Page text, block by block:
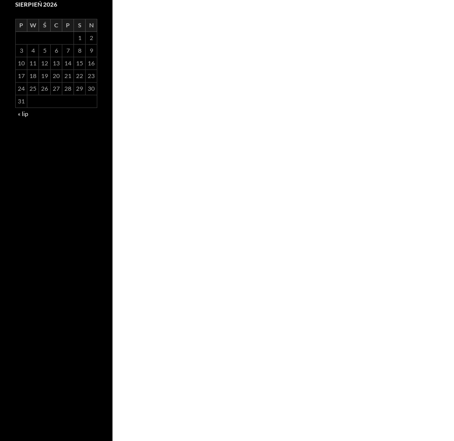
SIERPIEŃ 2026
P W Ś C P S
N
1
2
3
4 5 6 7 8
9
10
11 12 13 14 15
16
17
18 19 20 21 22 23
24 25 26 27 28 29
30
31
« lip